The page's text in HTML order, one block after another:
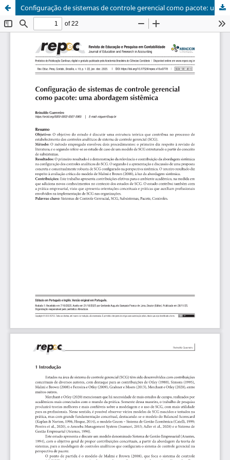
Configuração de sistemas de controle gerencial como pacote: uma abordagem sistêmica